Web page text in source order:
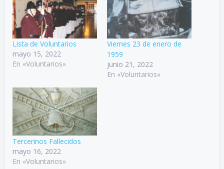
Lista de Voluntarios
mayo 15, 2022
En «Voluntarios»
Viernes 23 de enero de
1959
junio 21, 2022
En «Voluntarios»
Tercerinos Fallecidos
mayo 16, 2022
En «Voluntarios»